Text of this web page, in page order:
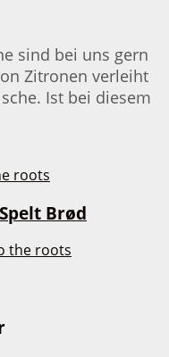
sind bei uns gern
Zitronen verleiht
Ist bei diesem
Brød